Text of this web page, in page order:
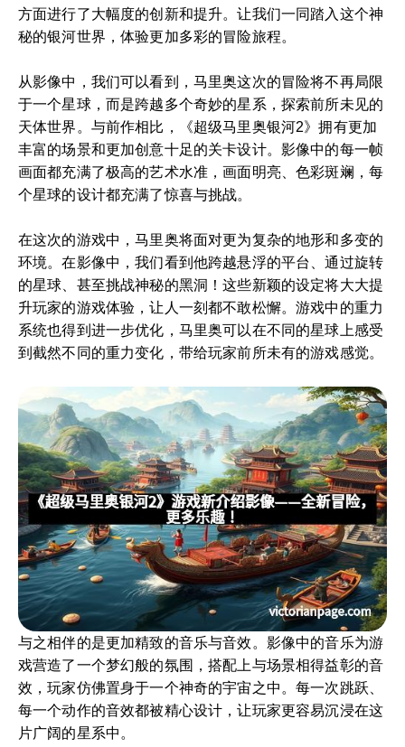
方面进行了大幅度的创新和提升。让我们一同踏入这个神
秘的银河世界，体验更加多彩的冒险旅程。
从影像中，我们可以看到，马里奥这次的冒险将不再局限
于一个星球，而是跨越多个奇妙的星系，探索前所未见的
天体世界。与前作相比，《超级马里奥银河2》拥有更加
丰富的场景和更加创意十足的关卡设计。影像中的每一帧
画面都充满了极高的艺术水准，画面明亮、色彩斑斓，每
个星球的设计都充满了惊喜与挑战。
在这次的游戏中，马里奥将面对更为复杂的地形和多变的
环境。在影像中，我们看到他跨越悬浮的平台、通过旋转
的星球、甚至挑战神秘的黑洞！这些新颖的设定将大大提
升玩家的游戏体验，让人一刻都不敢松懈。游戏中的重力
系统也得到进一步优化，马里奥可以在不同的星球上感受
到截然不同的重力变化，带给玩家前所未有的游戏感觉。
与之相伴的是更加精致的音乐与音效。影像中的音乐为游
戏营造了一个梦幻般的氛围，搭配上与场景相得益彰的音
效，玩家仿佛置身于一个神奇的宇宙之中。每一次跳跃、
每一个动作的音效都被精心设计，让玩家更容易沉浸在这
片广阔的星系中。